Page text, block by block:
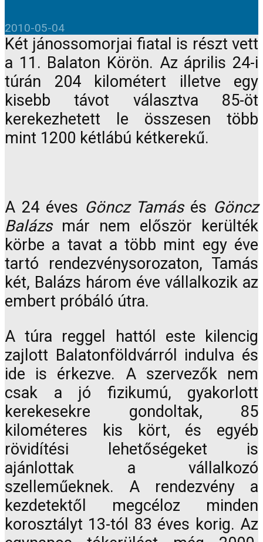
2010-05-04
Két jánossomorjai fiatal is részt vett
a 11. Balaton Körön. Az április 24-i
túrán 204 kilométert illetve egy
kisebb távot választva 85-öt
kerekezhetett le összesen több
mint 1200 kétlábú kétkerekű.
A 24 éves Göncz Tamásés Göncz
Balázsmár nem először kerülték
körbe a tavat a több mint egy éve
tartó rendezvénysorozaton, Tamás
két, Balázs három éve vállalkozik az
embert próbáló útra.
A túra reggel hattól este kilencig
zajlott Balatonföldvárról indulva és
ide is érkezve. A szervezők nem
csak a jó fizikumú, gyakorlott
kerekesekre gondoltak, 85
kilométeres kis kört, és egyéb
rövidítési lehetőségeket is
ajánlottak a vállalkozó
szelleműeknek. A rendezvény a
kezdetektől megcéloz minden
korosztályt 13-tól 83 éves korig. Az